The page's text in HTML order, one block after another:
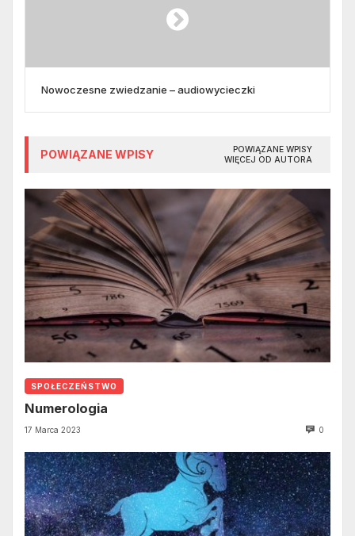
Nowoczesne zwiedzanie – audiowycieczki
POWIĄZANE WPISY
POWIĄZANE WPISY
WIĘCEJ OD AUTORA
SPOŁECZEŃSTWO
Numerologia
17 Marca 2023 0